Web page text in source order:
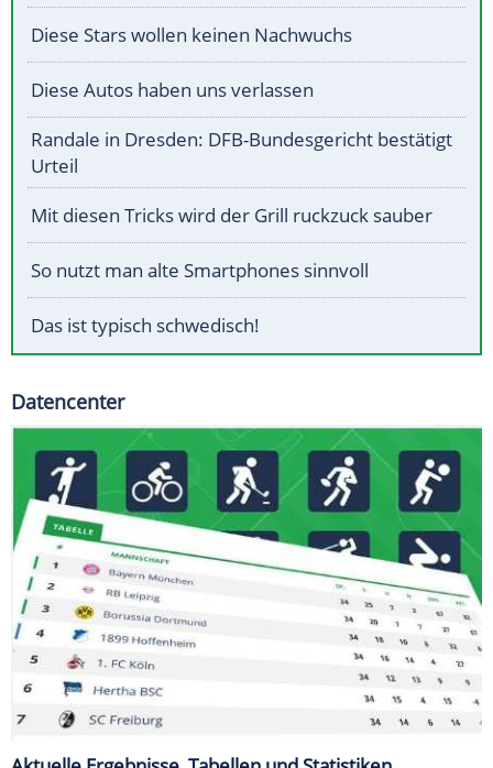
Diese Stars wollen keinen Nachwuchs
Diese Autos haben uns verlassen
Randale in Dresden: DFB-Bundesgericht bestätigt
Urteil
Mit diesen Tricks wird der Grill ruckzuck sauber
So nutzt man alte Smartphones sinnvoll
Das ist typisch schwedisch!
Datencenter